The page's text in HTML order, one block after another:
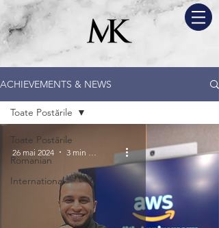
ACHIEVEMENTS & NEWS
Toate Postările
Romanian
International
Toate Postările
26 mai 2024